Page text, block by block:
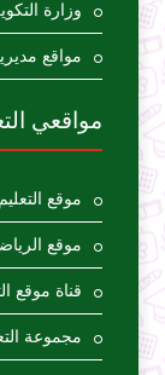
وزارة
مواقع
مواقعي
موقع
موقع
قناة موقع
مجموعة